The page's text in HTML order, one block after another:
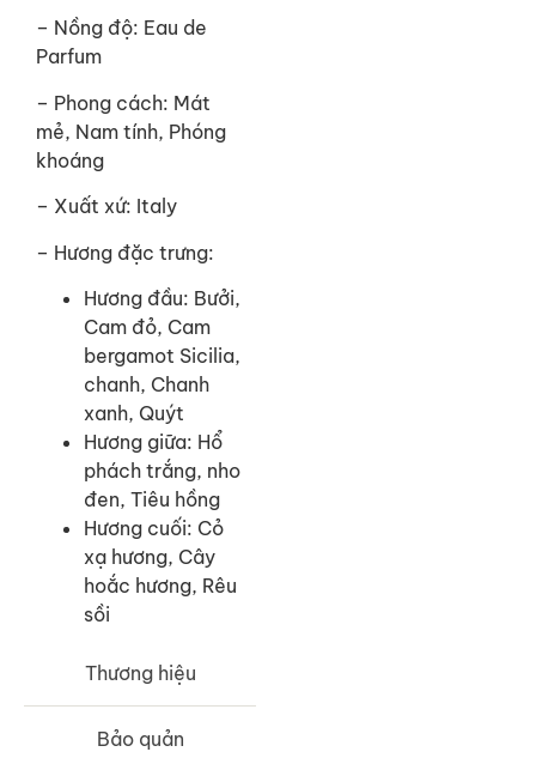
Thương hiệu
Bảo quản
– Nồng độ: Eau de
Parfum
– Phong cách: Mát
mẻ, Nam tính, Phóng
khoáng
– Xuất xứ: Italy
– Hương đặc trưng:
Hương đầu: Bưởi,
Cam đỏ, Cam
bergamot Sicilia,
chanh, Chanh
xanh, Quýt
Hương giữa: Hổ
phách trắng, nho
đen, Tiêu hồng
Hương cuối: Cỏ
xạ hương, Cây
hoắc hương, Rêu
sồi